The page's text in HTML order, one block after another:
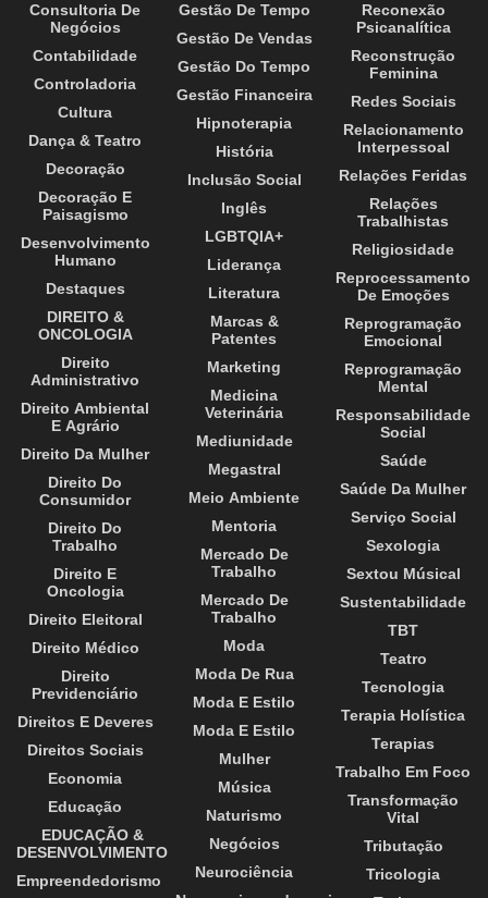
Consultoria De
Negócios
Contabilidade
Controladoria
Cultura
Dança & Teatro
Decoração
Decoração E
Paisagismo
Desenvolvimento
Humano
Destaques
DIREITO &
ONCOLOGIA
Direito
Administrativo
Direito Ambiental
E Agrário
Direito Da Mulher
Direito Do
Consumidor
Direito Do
Trabalho
Direito E
Oncologia
Direito Eleitoral
Direito Médico
Direito
Previdenciário
Direitos E Deveres
Direitos Sociais
Economia
Educação
EDUCAÇÃO &
DESENVOLVIMENTO
Empreendedorismo
Gestão De Tempo
Gestão De Vendas
Gestão Do Tempo
Gestão Financeira
Hipnoterapia
História
Inclusão Social
Inglês
LGBTQIA+
Liderança
Literatura
Marcas &
Patentes
Marketing
Medicina
Veterinária
Mediunidade
Megastral
Meio Ambiente
Mentoria
Mercado De
Trabalho
Mercado De
Trabalho
Moda
Moda De Rua
Moda E Estilo
Moda E Estilo
Mulher
Música
Naturismo
Negócios
Neurociência
Reconexão
Psicanalítica
Reconstrução
Feminina
Redes Sociais
Relacionamento
Interpessoal
Relações Feridas
Relações
Trabalhistas
Religiosidade
Reprocessamento
De Emoções
Reprogramação
Emocional
Reprogramação
Mental
Responsabilidade
Social
Saúde
Saúde Da Mulher
Serviço Social
Sexologia
Sextou Músical
Sustentabilidade
TBT
Teatro
Tecnologia
Terapia Holística
Terapias
Trabalho Em Foco
Transformação
Vital
Tributação
Tricologia